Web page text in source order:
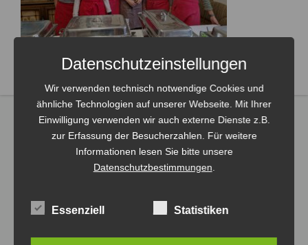
Datenschutzeinstellungen
Wir verwenden technisch notwendige Cookies und
ähnliche Technologien auf unserer Webseite. Mit Ihrer
Einwilligung verwenden wir auch externe Dienste z.B.
zur Erfassung der Besucherzahlen. Für weitere
Informationen lesen Sie bitte unsere
Datenschutzbestimmungen
Essenziell Statistiken